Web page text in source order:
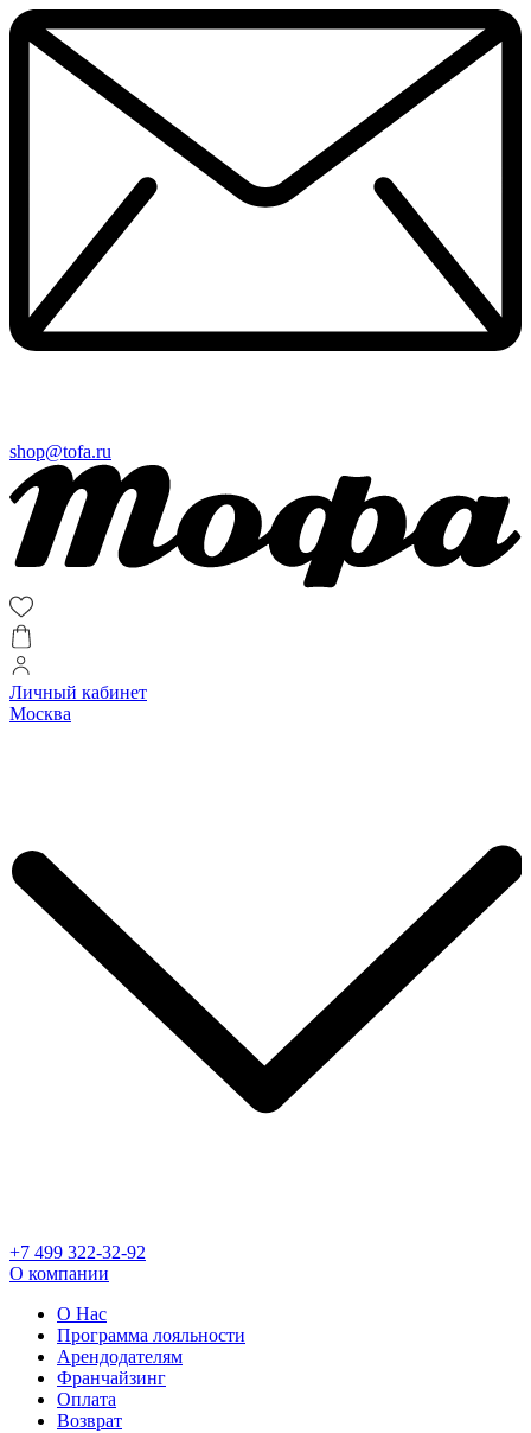
shop@tofa.ru
Личный кабинет
Москва
+7 499 322-32-92
О компании
О Нас
Программа лояльности
Арендодателям
Франчайзинг
Оплата
Возврат